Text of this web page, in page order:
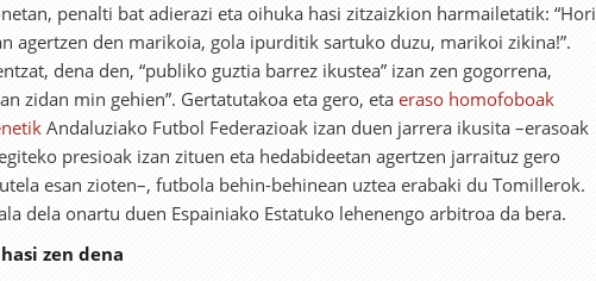
penalti bat adierazi eta oihuka hasi zitzaizkion harmailetatik: “Hori
agertzen den marikoia, gola ipurditik sartuko duzu, marikoi zikina!”.
dena den, “publiko guztia barrez ikustea” izan zen gogorrena,
zidan min gehien”. Gertatutakoa eta gero, eta eraso homofoboak
Andaluziako Futbol Federazioak izan duen jarrera ikusita –erasoak
presioak izan zituen eta hedabideetan agertzen jarraituz gero
esan zioten–, futbola behin-behinean uztea erabaki du Tomillerok.
dela onartu duen Espainiako Estatuko lehenengo arbitroa da bera.
zen dena